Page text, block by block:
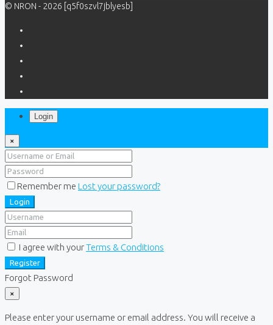
© NRON - 2026 [q5f0szvl7jblyesb]
Login
×
Remember me Lost your password?
Login
I agree with yourTerms & Conditions
Register
Forgot Password
×
Please enter your username or email address. You will receive a